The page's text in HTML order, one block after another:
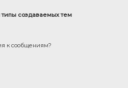
создаваемых тем
к сообщениям?